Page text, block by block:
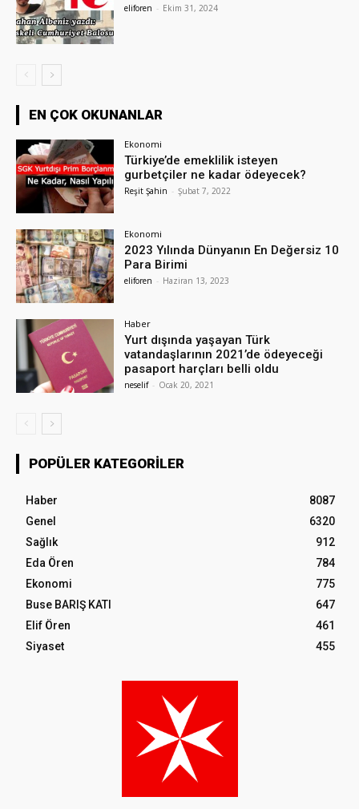
eliforen - Ekim 31, 2024
EN ÇOK OKUNANLAR
Ekonomi
Türkiye’de emeklilik isteyen
gurbetçiler ne kadar ödeyecek?
Reşit Şahin - Şubat 7, 2022
Ekonomi
2023 Yılında Dünyanın En Değersiz 10
Para Birimi
eliforen - Haziran 13, 2023
Haber
Yurt dışında yaşayan Türk
vatandaşlarının 2021’de ödeyeceği
pasaport harçları belli oldu
neselif - Ocak 20, 2021
POPÜLER KATEGORILER
Haber
8087
Genel
6320
Sağlık
912
Eda Ören
784
Ekonomi
775
Buse BARIŞ KATI
647
Elif Ören
461
Siyaset
455